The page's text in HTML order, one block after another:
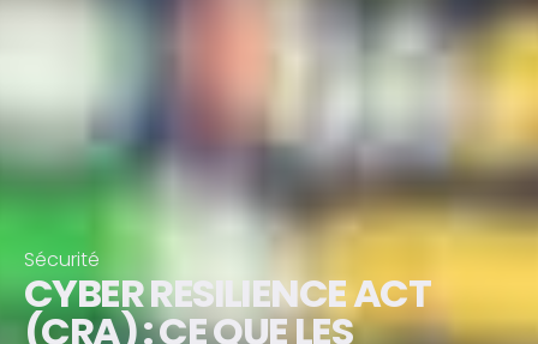
Sécurité
CYBER RESILIENCE ACT
(CRA) : CE QUE LES